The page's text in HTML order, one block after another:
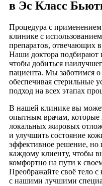
в Эс Класс
Процедура с
клинике с
препаратов, отвечающих
Наши доктора подбирают
чтобы добиться
пациента. Мы заботимся
обеспечивая стерильные
подход на всех этапах
В нашей клинике вы
опытным врачам, которые
локальных жировых
и улучшить состояние
эффективное решение, но
каждому клиенту, чтобы
комфортно на пути к
Преображайте своё тело
с нашими лучшими